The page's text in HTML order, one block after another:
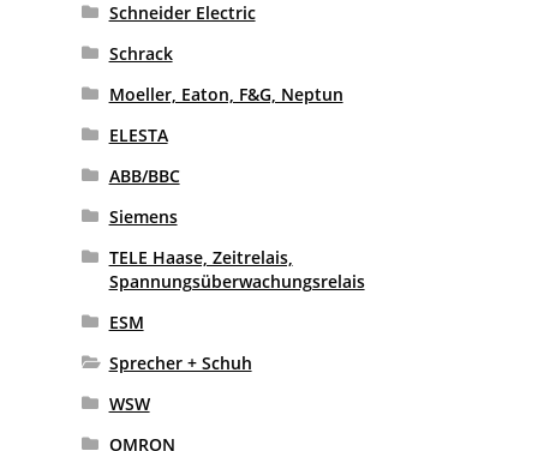
Schneider Electric
Schrack
Moeller, Eaton, F&G, Neptun
ELESTA
ABB/BBC
Siemens
TELE Haase, Zeitrelais,
Spannungsüberwachungsrelais
ESM
Sprecher + Schuh
WSW
OMRON